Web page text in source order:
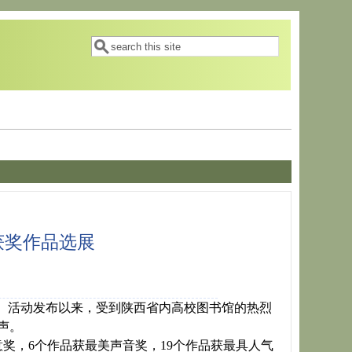
搜索表单
搜索
作品选展
动发布以来，受到陕西省内高校图书馆的热烈
。
，6个作品获最美声音奖，19个作品获最具人气